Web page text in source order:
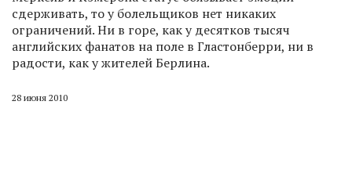
сдерживать, то у болельщиков нет никаких
ограничений. Ни в горе, как у десятков тысяч
английских фанатов на поле в Гластонберри, ни в
радости, как у жителей Берлина.
28 июня 2010